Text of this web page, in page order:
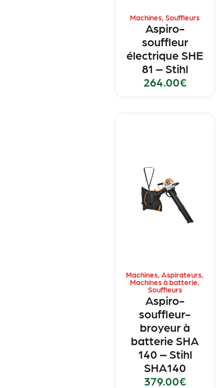
Machines,Souffleurs
Aspiro-
souffleur
électrique SHE
81 – Stihl
264.00€
Machines,Aspirateurs,
Machines à batterie,
Souffleurs
Aspiro-
souffleur-
broyeur à
batterie SHA
140 – Stihl
SHA140
379.00€